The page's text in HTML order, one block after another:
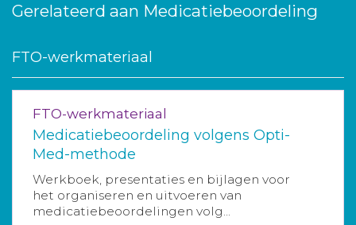
Gerelateerd aan Medicatiebeoordeling
FTO-werkmateriaal
FTO-werkmateriaal
Medicatiebeoordeling volgens Opti-
Med-methode
Werkboek, presentaties en bijlagen voor
het organiseren en uitvoeren van
medicatiebeoordelingen volg...